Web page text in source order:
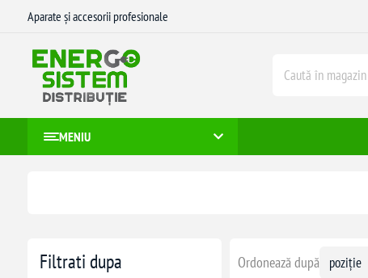
Aparate și accesorii profesionale
MENIU
Filtrati dupa Ordonează după